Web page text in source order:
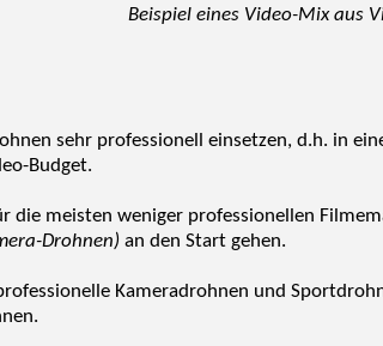
Beispiel eines Video-Mix aus
sehr professionell einsetzen, d.h. in
Budget.
die meisten weniger professionellen
Drohnen) an den Start gehen.
Kameradrohnen und